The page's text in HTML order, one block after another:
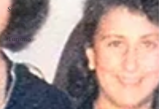
Storia
Teatro
Turismo